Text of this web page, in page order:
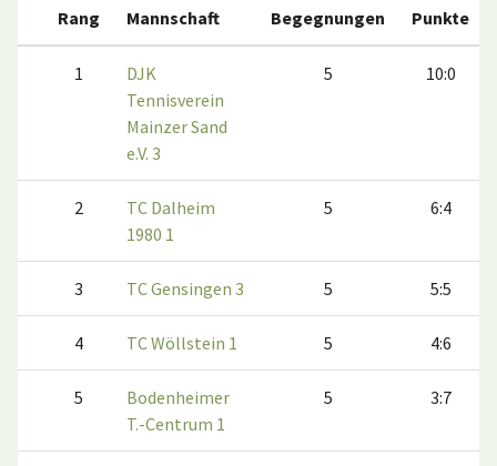
Rang Mannschaft Begegnungen Punkte
1
DJK
Tennisverein
Mainzer Sand
e.V. 3
5 10:0
2
TC Dalheim
1980 1
5 6:4
3 TC Gensingen 3 5 5:5
4 TC Wöllstein 1 5 4:6
5
Bodenheimer
T.-Centrum 1
5 3:7